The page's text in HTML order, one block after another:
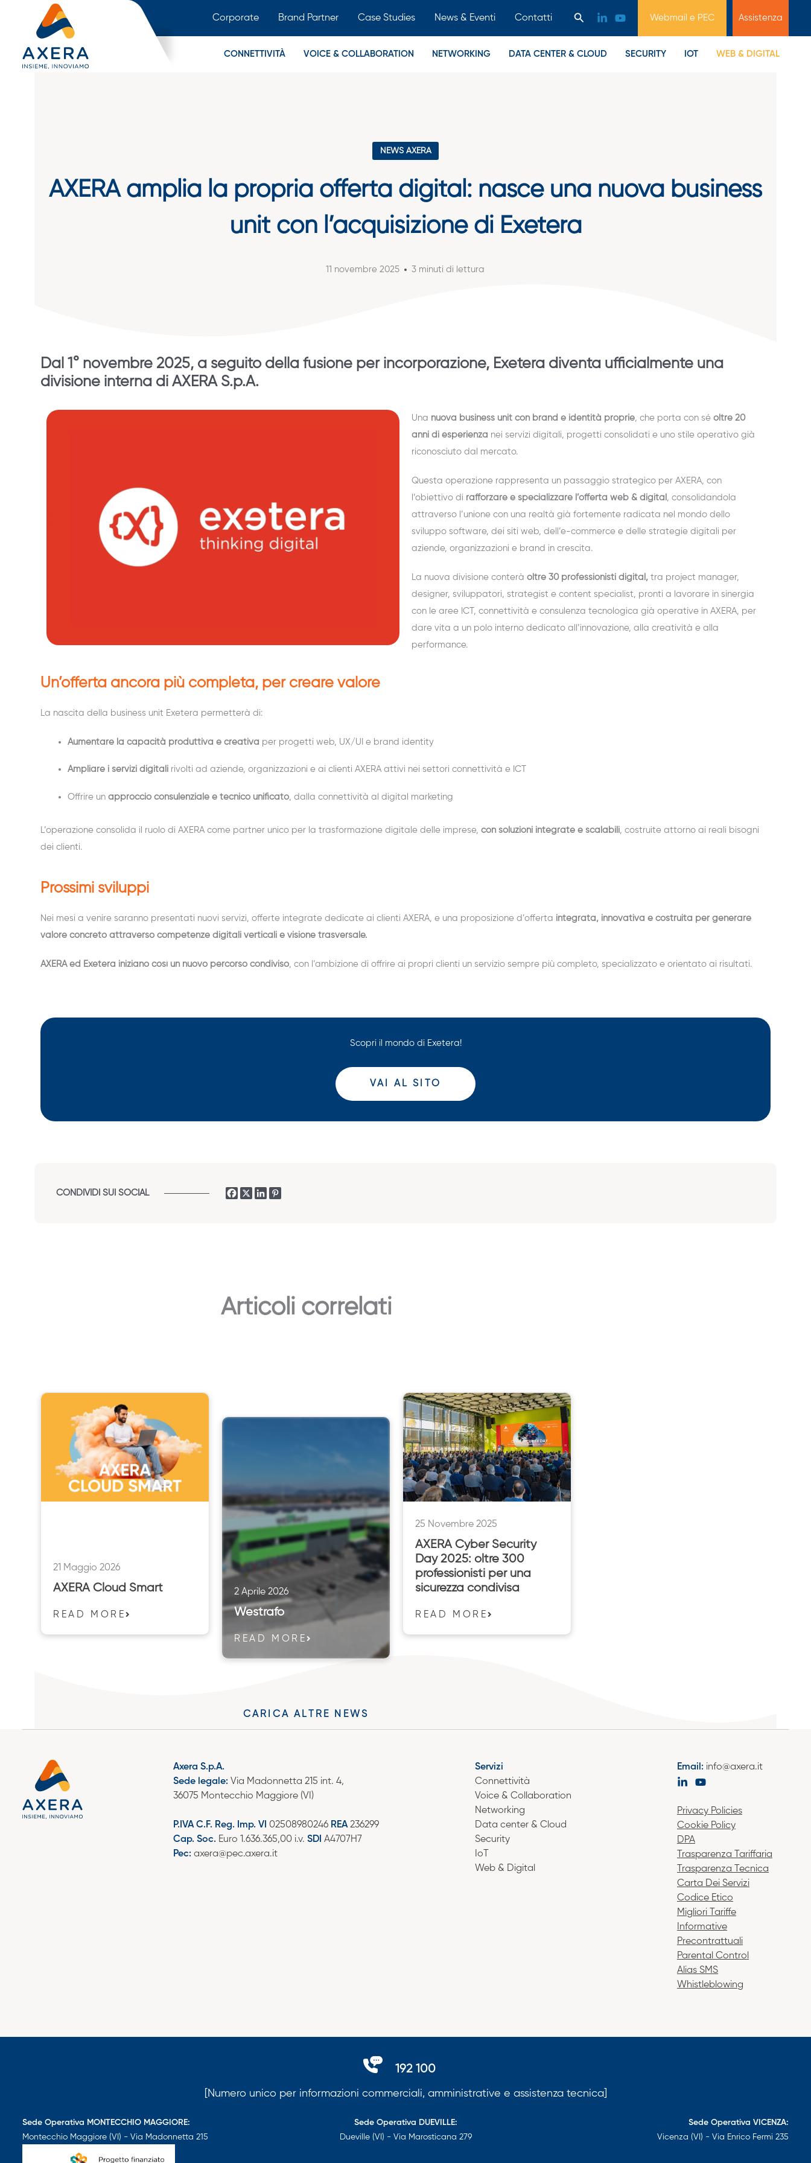
Corporate Brand Partner Case Studies News & Eventi Contatti Cerca Webmail e PEC Assistenza
CONNETTIVITÀ VOICE & COLLABORATION NETWORKING DATA CENTER & CLOUD SECURITY IOT WEB & DIGITAL
NEWS AXERA
AXERA amplia la propria offerta digital: nasce una nuova business
unit con l’acquisizione di Exetera
11 novembre 2025 3 minuti di lettura
Dal 1° novembre 2025, a seguito della fusione per incorporazione, Exetera diventa ufficialmente una
divisione interna di AXERA S.p.A.
Una nuova business unit con brand e identità proprie, che porta con sé oltre 20
anni di esperienza nei servizi digitali, progetti consolidati e uno stile operativo già
riconosciuto dal mercato.
Questa operazione rappresenta un passaggio strategico per AXERA, con
l’obiettivo di rafforzare e specializzare l’offerta web & digital , consolidandola
attraverso l’unione con una realtà già fortemente radicata nel mondo dello
sviluppo software, dei siti web, dell’e-commerce e delle strategie digitali per
aziende, organizzazioni e brand in crescita.
La nuova divisione conterà oltre 30 professionisti digital, tra project manager,
designer, sviluppatori, strategist e content specialist, pronti a lavorare in sinergia
con le aree ICT, connettività e consulenza tecnologica già operative in AXERA, per
dare vita a un polo interno dedicato all’innovazione, alla creatività e alla
performance.
Un’offerta ancora più completa, per creare valore
La nascita della business unit Exetera permetterà di:
Aumentare la capacità produttiva e creativa per progetti web, UX/UI e brand identity
Ampliare i servizi digitali rivolti ad aziende, organizzazioni e ai clienti AXERA attivi nei settori connettività e ICT
Offrire un approccio consulenziale e tecnico unificato, dalla connettività al digital marketing
L’operazione consolida il ruolo di AXERA come partner unico per la trasformazione digitale delle imprese, con soluzioni integrate e scalabili, costruite attorno ai reali bisogni
dei clienti.
Prossimi sviluppi
Nei mesi a venire saranno presentati nuovi servizi, offerte integrate dedicate ai clienti AXERA, e una proposizione d’offerta integrata, innovativa e costruita per generare
valore concreto attraverso competenze digitali verticali e visione trasversale.
AXERA ed Exetera iniziano così un nuovo percorso condiviso, con l’ambizione di offrire ai propri clienti un servizio sempre più completo, specializzato e orientato ai risultati.
Scopri il mondo di Exetera!
VAI AL SITO
CONDIVIDI SUI SOCIAL
Articoli correlati
21 Maggio 2026
AXERA Cloud Smart
READ MORE
2 Aprile 2026
Westrafo
READ MORE
25 Novembre 2025
AXERA Cyber Security
Day 2025: oltre 300
professionisti per una
sicurezza condivisa
READ MORE
CARICA ALTRE NEWS
Axera S.p.A.
Sede legale: Via Madonnetta 215 int. 4,
36075 Montecchio Maggiore (VI)
P.IVA C.F. Reg. Imp. VI 02508980246 REA236299
Cap. Soc. Euro 1.636.365,00 i.v. SDI A4707H7
Pec: axera@pec.axera.it
Servizi
Connettività
Voice & Collaboration
Networking
Data center & Cloud
Security
IoT
Web & Digital
Email: info@axera.it
Privacy Policies
Cookie Policy
DPA
Trasparenza Tariffaria
Trasparenza Tecnica
Carta Dei Servizi
Codice Etico
Migliori Tariffe
Informative
Precontrattuali
Parental Control
Alias SMS
Whistleblowing
192 100
[Numero unico per informazioni commerciali, amministrative e assistenza tecnica]
Sede Operativa MONTECCHIO MAGGIORE:
Montecchio Maggiore (VI) - Via Madonnetta 215
Sede Operativa DUEVILLE:
Dueville (VI) - Via Marosticana 279
Sede Operativa VICENZA:
Vicenza (VI) - Via Enrico Fermi 235